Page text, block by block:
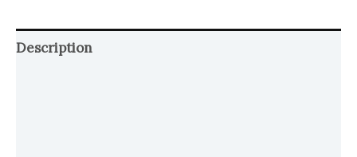
Description